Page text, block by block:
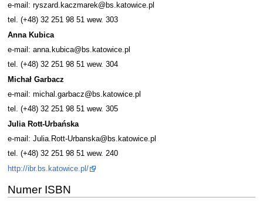
e-mail: ryszard.kaczmarek@bs.katowice.pl
tel. (+48) 32 251 98 51 wew. 303
Anna Kubica
e-mail: anna.kubica@bs.katowice.pl
tel. (+48) 32 251 98 51 wew. 304
Michał Garbacz
e-mail: michal.garbacz@bs.katowice.pl
tel. (+48) 32 251 98 51 wew. 305
Julia Rott-Urbańska
e-mail: Julia.Rott-Urbanska@bs.katowice.pl
tel. (+48) 32 251 98 51 wew. 240
http://ibr.bs.katowice.pl/
Numer ISBN